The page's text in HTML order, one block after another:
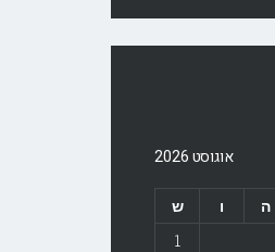
אוגוסט 2026
ה ו
ש
1